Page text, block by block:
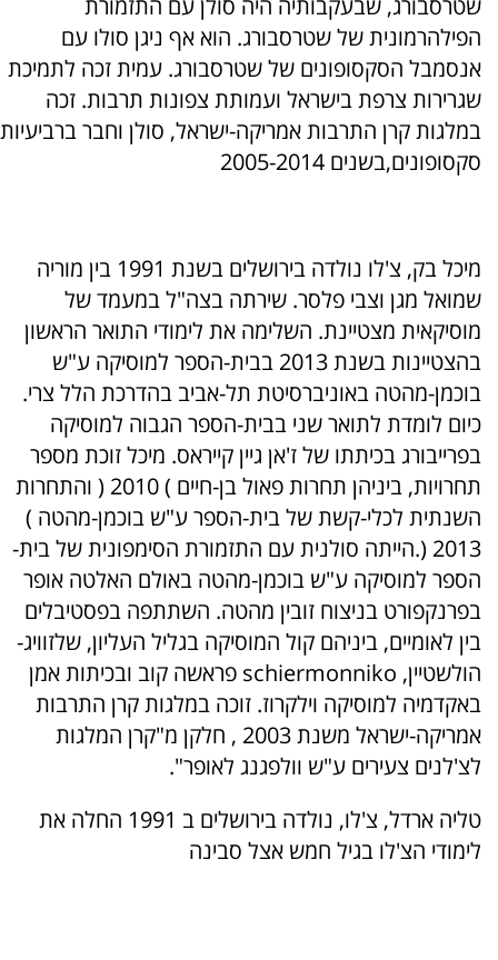
שטרסבורג, שבעקבותיה היה סולן עם התזמורת
הפילהרמונית של שטרסבורג. הוא אף ניגן סולו עם
אנסמבל הסקסופונים של שטרסבורג. עמית זכה לתמיכת
שגרירות צרפת בישראל ועמותת צפונות תרבות. זכה
במלגות קרן התרבות אמריקה-ישראל, סולן וחבר ברביעיות
סקסופונים,בשנים 2005-2014
מיכל בק, צ'לו נולדה בירושלים בשנת 1991 בין מוריה
שמואל מגן וצבי פלסר. שירתה בצה"ל במעמד של
מוסיקאית מצטיינת. השלימה את לימודי התואר הראשון
בהצטיינות בשנת 2013 בבית-הספר למוסיקה ע"ש
בוכמן-מהטה באוניברסיטת תל-אביב בהדרכת הלל צרי.
כיום לומדת לתואר שני בבית-הספר הגבוה למוסיקה
בפרייבורג בכיתתו של ז'אן גיין קייראס. מיכל זוכת מספר
תחרויות, ביניהן תחרות פאול בן-חיים ) 2010 ( והתחרות
השנתית לכלי-קשת של בית-הספר ע"ש בוכמן-מהטה )
2013 (.הייתה סולנית עם התזמורת הסימפונית של בית-
הספר למוסיקה ע"ש בוכמן-מהטה באולם האלטה אופר
בפרנקפורט בניצוח זובין מהטה. השתתפה בפסטיבלים
בין לאומיים, ביניהם קול המוסיקה בגליל העליון, שלזוויג-
הולשטיין, schiermonniko פראשה קוב ובכיתות אמן
באקדמיה למוסיקה וילקרוז. זוכה במלגות קרן התרבות
אמריקה-ישראל משנת 2003 , חלקן מ"קרן המלגות
לצ'לנים צעירים ע"ש וולפגנג לאופר".
טליה ארדל, צ'לו, נולדה בירושלים ב 1991 החלה את
לימודי הצ'לו בגיל חמש אצל סבינה